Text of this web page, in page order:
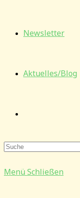
Newsletter
Aktuelles/Blog
Suche
Menü Schließen